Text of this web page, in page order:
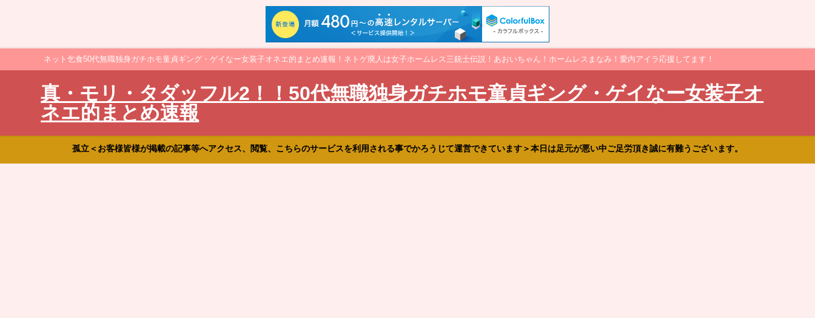
ネット乞食50代無職独身ガチホモ童貞ギング・ゲイなー女装子オネエ的まとめ速報！ネトゲ廃人は女子ホームレス三銃士伝説！あおいちゃん！ホームレスまなみ！愛内アイラ応援してます！
真・モリ・タダッフル2！！50代無職独身ガチホモ童貞ギング・ゲイなー女装子オ
ネエ的まとめ速報
孤立＜お客様皆様が掲載の記事等へアクセス、閲覧、こちらのサービスを利用される事でかろうじて運営できています＞本日は足元が悪い中ご足労頂き誠に有難うございます。